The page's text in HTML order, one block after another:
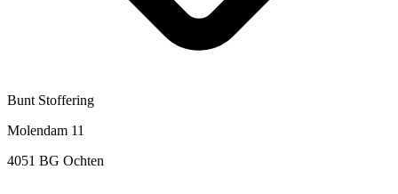
Bunt Stoffering
Molendam 11
4051 BG Ochten